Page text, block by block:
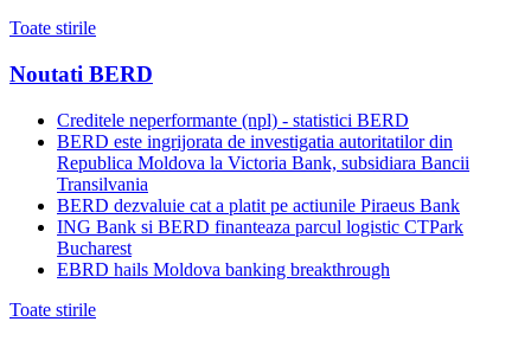
Toate stirile
Noutati BERD
Creditele neperformante (npl) - statistici BERD
BERD este ingrijorata de investigatia autoritatilor din
Republica Moldova la Victoria Bank, subsidiara Bancii
Transilvania
BERD dezvaluie cat a platit pe actiunile Piraeus Bank
ING Bank si BERD finanteaza parcul logistic CTPark
Bucharest
EBRD hails Moldova banking breakthrough
Toate stirile